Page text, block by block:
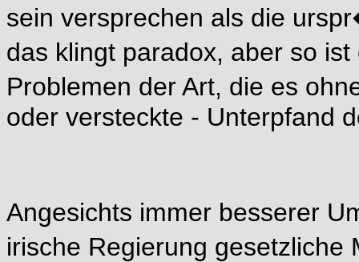
sein versprechen als die
das klingt paradox, aber so
Problemen der Art, die es
oder versteckte - Unterpfand
Angesichts immer besserer
irische Regierung